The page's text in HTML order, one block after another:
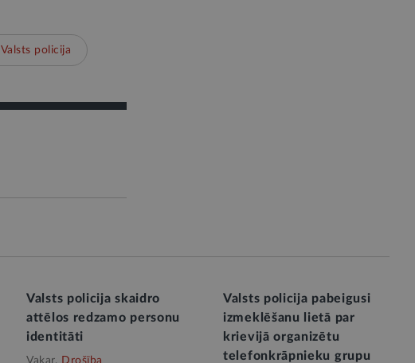
Valsts policija
Valsts policija skaidro
attēlos redzamo personu
identitāti
Vakar, Drošība
Valsts policija pabeigusi
izmeklēšanu lietā par
krievijā organizētu
telefonkrāpnieku grupu